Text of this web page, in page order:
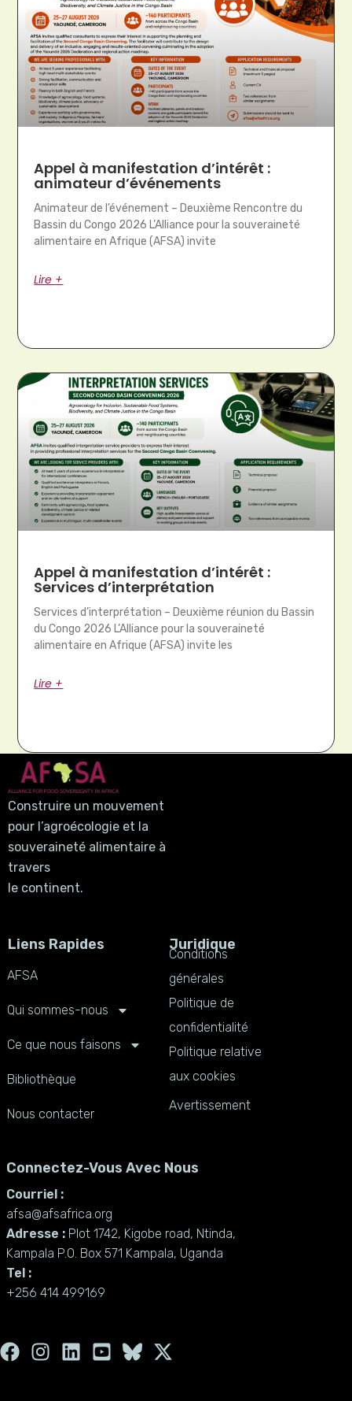
Appel à manifestation d’intérêt :
animateur d’événements
Animateur de l’événement – Deuxième Rencontre du
Bassin du Congo 2026 L’Alliance pour la souveraineté
alimentaire en Afrique (AFSA) invite
Lire +
Appel à manifestation d’intérêt :
Services d’interprétation
Services d’interprétation – Deuxième réunion du Bassin
du Congo 2026 L’Alliance pour la souveraineté
alimentaire en Afrique (AFSA) invite les
Lire +
Construire un mouvement
pour l’agroécologie et la
souveraineté alimentaire à
travers
le continent.
Liens Rapides
AFSA
Qui sommes-nous
Ce que nous faisons
Bibliothèque
Nous contacter
Juridique
Conditions
générales
Politique de
confidentialité
Politique relative
aux cookies
Avertissement
Connectez-Vous Avec Nous
Courriel :
afsa@afsafrica.org
Adresse : Plot 1742, Kigobe road, Ntinda,
Kampala P.O. Box 571 Kampala, Uganda
Tel :
+256 414 499169
F
a
I
n
L
i
Y
o
X
-